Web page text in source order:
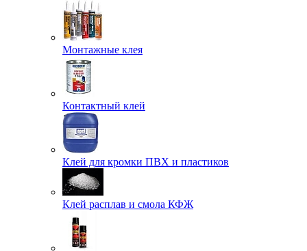
Монтажные клея
Контактный клей
Клей для кромки ПВХ и пластиков
Клей расплав и смола КФЖ